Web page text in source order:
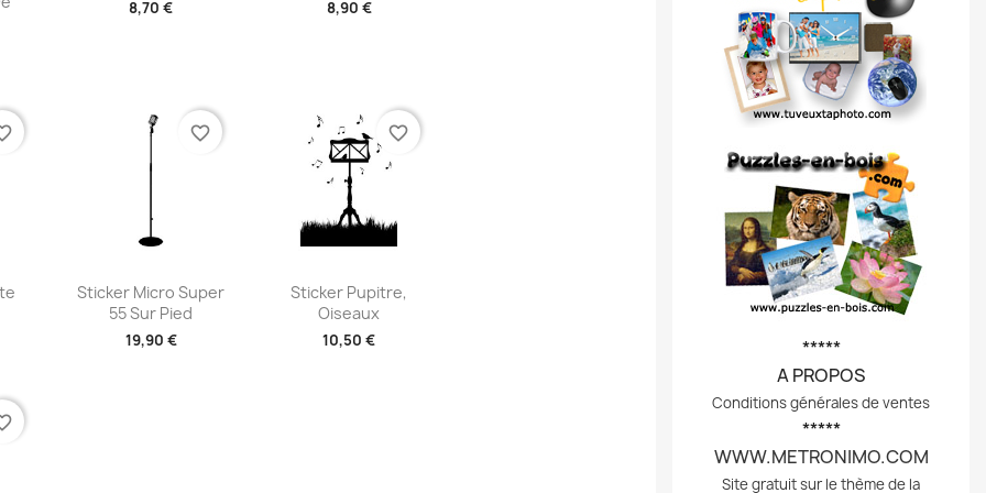
8,70 € 8,90 €
Aperçu rapide
+2
Sticker Micro Super
55 Sur Pied
19,90 €
favorite_border
Aperçu rapide
+2
Sticker Pupitre,
Oiseaux
10,50 €
favorite_border
*****
A PROPOS
Conditions générales de ventes
*****
WWW.METRONIMO.COM
Site gratuit sur le thème de la